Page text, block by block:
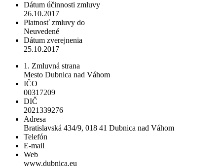
Dátum účinnosti zmluvy
26.10.2017
Platnosť zmluvy do
Neuvedené
Dátum zverejnenia
25.10.2017
1. Zmluvná strana
Mesto Dubnica nad Váhom
IČO
00317209
DIČ
2021339276
Adresa
Bratislavská 434/9, 018 41 Dubnica nad Váhom
Telefón
E-mail
Web
www.dubnica.eu